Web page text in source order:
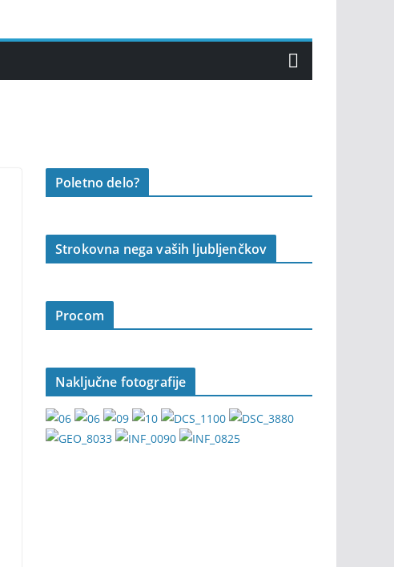
Poletno delo?
Strokovna nega vaših ljubljenčkov
Procom
Naključne fotografije